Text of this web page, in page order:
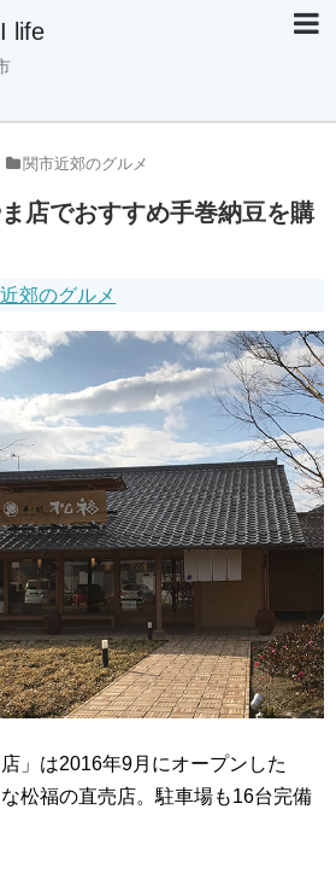
life
関市近郊のグルメ
店でおすすめ手巻納豆を購
郊のグルメ
」は2016年9月にオープンした
松福の直売店。駐車場も16台完備